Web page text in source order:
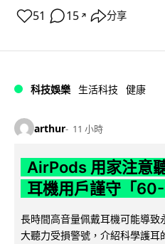
51 15 ↗ 分享
科技娛樂 生活科技 健康
arthur 11 小時
AirPods 用家注意
耳機用戶謹守「
長時間高音量佩戴耳機可能導
大聽力受損警號，介紹科學護